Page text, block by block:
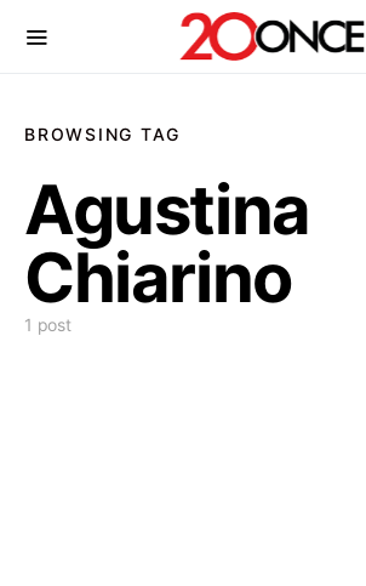
BROWSING TAG
Agustina
Chiarino
1 post